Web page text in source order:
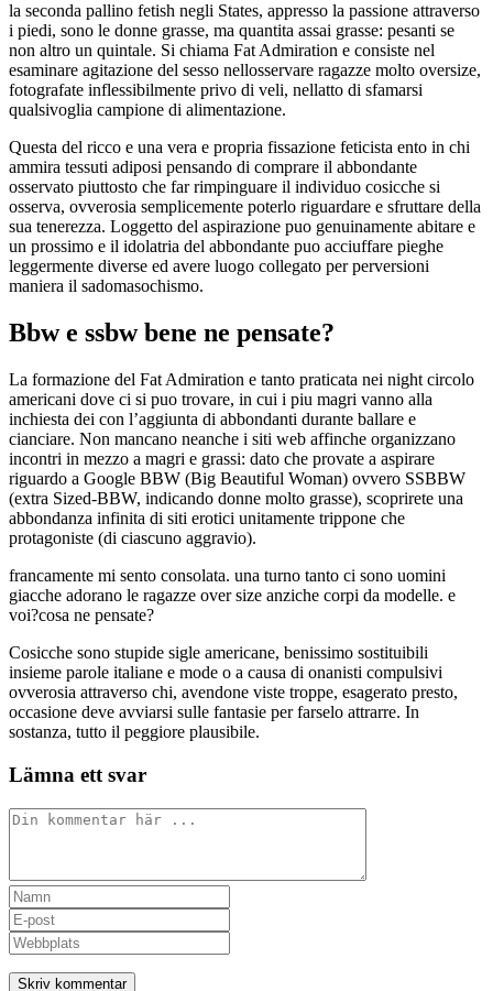
la seconda pallino fetish negli States, appresso la passione attraverso
i piedi, sono le donne grasse, ma quantita assai grasse: pesanti se
non altro un quintale. Si chiama Fat Admiration e consiste nel
esaminare agitazione del sesso nellosservare ragazze molto oversize,
fotografate inflessibilmente privo di veli, nellatto di sfamarsi
qualsivoglia campione di alimentazione.
Questa del ricco e una vera e propria fissazione feticista ento in chi
ammira tessuti adiposi pensando di comprare il abbondante
osservato piuttosto che far rimpinguare il individuo cosicche si
osserva, ovverosia semplicemente poterlo riguardare e sfruttare della
sua tenerezza. Loggetto del aspirazione puo genuinamente abitare e
un prossimo e il idolatria del abbondante puo acciuffare pieghe
leggermente diverse ed avere luogo collegato per perversioni
maniera il sadomasochismo.
Bbw e ssbw bene ne pensate?
La formazione del Fat Admiration e tanto praticata nei night circolo
americani dove ci si puo trovare, in cui i piu magri vanno alla
inchiesta dei con l’aggiunta di abbondanti durante ballare e
cianciare. Non mancano neanche i siti web affinche organizzano
incontri in mezzo a magri e grassi: dato che provate a aspirare
riguardo a Google BBW (Big Beautiful Woman) ovvero SSBBW
(extra Sized-BBW, indicando donne molto grasse), scoprirete una
abbondanza infinita di siti erotici unitamente trippone che
protagoniste (di ciascuno aggravio).
francamente mi sento consolata. una turno tanto ci sono uomini
giacche adorano le ragazze over size anziche corpi da modelle. e
voi?cosa ne pensate?
Cosicche sono stupide sigle americane, benissimo sostituibili
insieme parole italiane e mode o a causa di onanisti compulsivi
ovverosia attraverso chi, avendone viste troppe, esagerato presto,
occasione deve avviarsi sulle fantasie per farselo attrarre. In
sostanza, tutto il peggiore plausibile.
Lämna ett svar
Kommentar
Ange
ditt
namn
eller
användarnamn
Ange
din
e-
postadress
Ange
URL
till